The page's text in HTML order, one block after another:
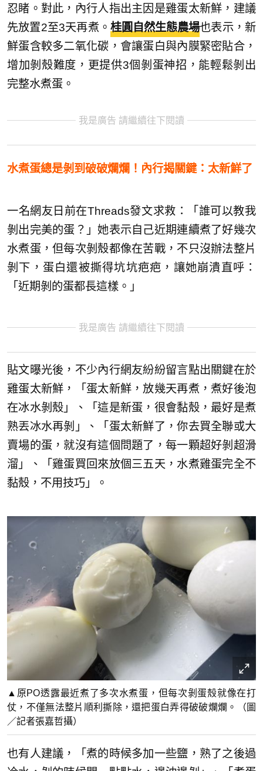
忍睹。對此，內行人指出主因是雞蛋太新鮮，建議
先放置2至3天再煮。 桂圓自然生態農場也表示，新
鮮蛋含較多二氧化碳，會讓蛋白與內膜緊密貼合，
增加剝殼難度，更提供3個剝蛋神招，能輕鬆剝出
完整水煮蛋。
我是廣告 請繼續往下閱讀
水煮蛋總是剝到破破爛爛！內行揭關鍵：太新鮮了
一名網友日前在Threads發文求救：「誰可以教我
剝出完美的蛋？」她表示自己近期連續煮了好幾次
水煮蛋，但每次剝殼都像在苦戰，不只沒辦法整片
剝下，蛋白還被撕得坑坑疤疤，讓她崩潰直呼：
「近期剝的蛋都長這樣。」
我是廣告 請繼續往下閱讀
貼文曝光後，不少內行網友紛紛留言點出關鍵在於
雞蛋太新鮮，「蛋太新鮮，放幾天再煮，煮好後泡
在冰水剝殼」、「這是新蛋，很會黏殼，最好是煮
熟丟冰水再剝」、「蛋太新鮮了，你去買全聯或大
賣場的蛋，就沒有這個問題了，每一顆超好剝超滑
溜」、「雞蛋買回來放個三五天，水煮雞蛋完全不
黏殼，不用技巧」。
▲原PO透露最近煮了多次水煮蛋，但每次剝蛋殼就像在打
仗，不僅無法整片順利撕除，還把蛋白弄得破破爛爛。（圖
／記者張嘉哲攝）
也有人建議，「煮的時候多加一些鹽，熟了之後過